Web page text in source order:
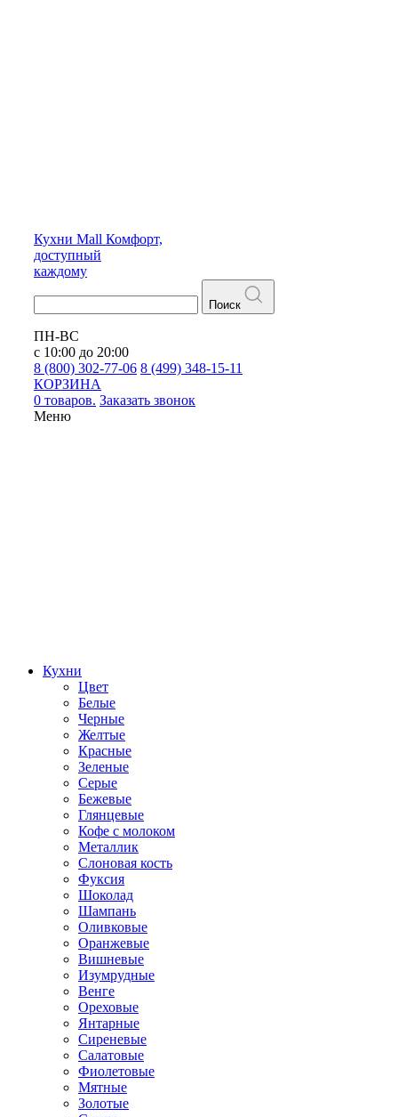
Кухни Mall Комфорт,
доступный
каждому
Поиск
ПН-ВС
с 10:00 до 20:00
8 (800) 302-77-06 8 (499) 348-15-11
КОРЗИНА
0 товаров. Заказать звонок
Меню
Кухни
Цвет
Белые
Черные
Желтые
Красные
Зеленые
Серые
Бежевые
Глянцевые
Кофе с молоком
Металлик
Слоновая кость
Фуксия
Шоколад
Шампань
Оливковые
Оранжевые
Вишневые
Изумрудные
Венге
Ореховые
Янтарные
Сиреневые
Салатовые
Фиолетовые
Мятные
Золотые